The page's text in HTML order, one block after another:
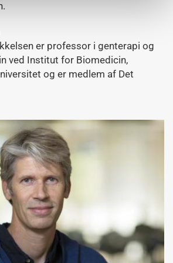
er professor i genterapi og
ved Institut for Biomedicin,
og er medlem af Det